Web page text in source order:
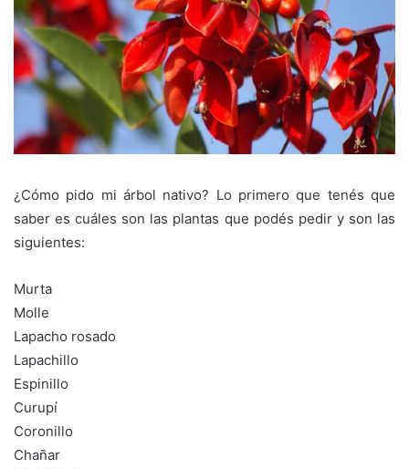
¿Cómo pido mi árbol nativo? Lo primero que tenés que
saber es cuáles son las plantas que podés pedir y son las
siguientes:
Murta
Molle
Lapacho rosado
Lapachillo
Espinillo
Curupí
Coronillo
Chañar